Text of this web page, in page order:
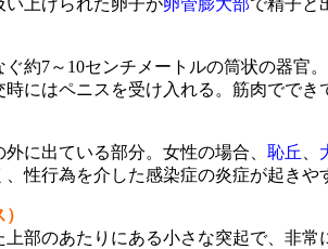
い上げられた卵子が卵管膨大部で精子と
ぐ約7～10センチメートルの筒状の器官
時にはペニスを受け入れる。筋肉でで
に出ている部分。女性の場合、 恥丘
、性行為を介した感染症の炎症が起き
上部のあたりにある小さな突起で、非